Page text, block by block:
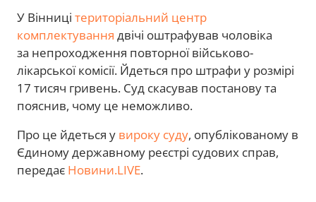
У Вінниці територіальний центр
комплектування двічі оштрафував чоловіка
за непроходження повторної військово-
лікарської комісії. Йдеться про штрафи у розмірі
17 тисяч гривень. Суд скасував постанову та
пояснив, чому це неможливо.
Про це йдеться у вироку суду, опублікованому в
Єдиному державному реєстрі судових справ,
передає Новини.LIVE.